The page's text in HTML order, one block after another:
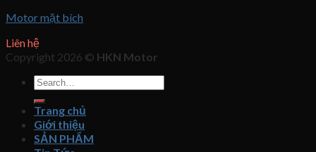
Motor mặt bích
Liên hệ
Copyright 2026 © HKN Motor
Search
for:
Trang chủ
Giới thiệu
SẢN PHẨM